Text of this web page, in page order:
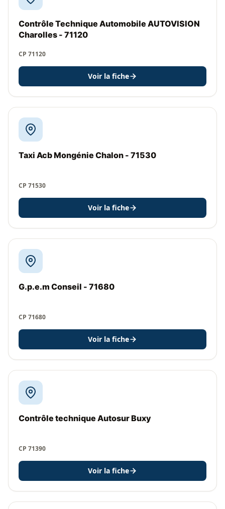
Contrôle Technique Automobile AUTOVISION
Charolles - 71120
CP 71120
Voir la fiche
Taxi Acb Mongénie Chalon - 71530
CP 71530
Voir la fiche
G.p.e.m Conseil - 71680
CP 71680
Voir la fiche
Contrôle technique Autosur Buxy
CP 71390
Voir la fiche